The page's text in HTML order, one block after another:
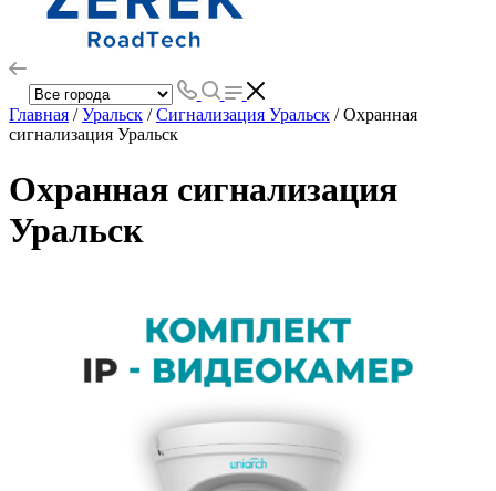
Главная /Уральск /Сигнализация Уральск / Охранная
сигнализация Уральск
Охранная сигнализация
Уральск